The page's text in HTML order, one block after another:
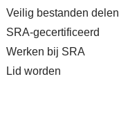
Veilig bestanden delen
SRA-gecertificeerd
Werken bij SRA
Lid worden